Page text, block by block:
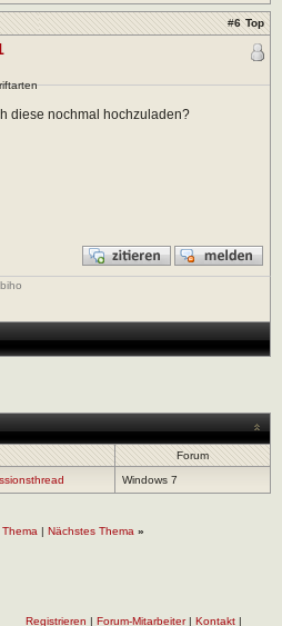
#6 Top
diese nochmal hochzuladen?
Forum
Windows 7
| Nächstes Thema »
Registrieren | Forum-Mitarbeiter| Kontakt|